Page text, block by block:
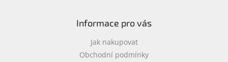
Informace pro vás
Jak nakupovat
Obchodní podmínky